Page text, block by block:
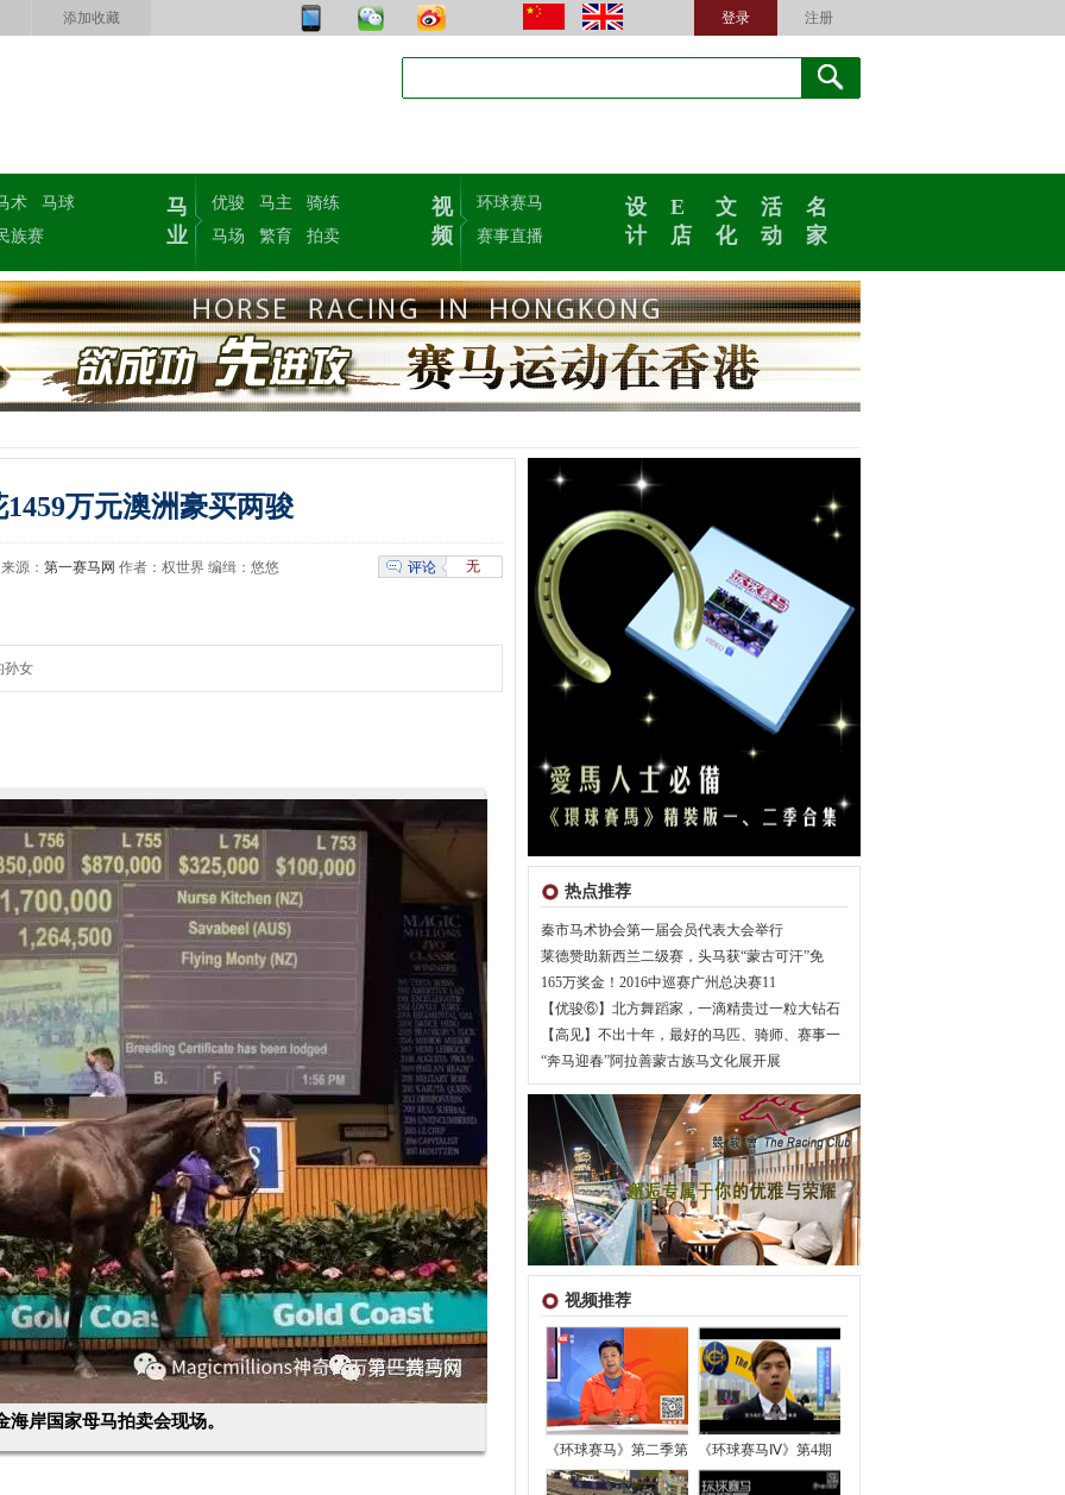
注册
登录
添加收藏
术
马球
族赛
马
业
优骏 马主
骑练
马场
繁育 拍卖
视
频
环球赛马
赛事直播
设
计
E
店
文
化
活
动
名
家
热点推荐
秦市马术协会第一届会员代表大会举行
莱德赞助新西兰二级赛，头马获“蒙古可汗”免
165万奖金！2016中巡赛广州总决赛11
【优骏⑥】北方舞蹈家，一滴精贵过一粒大钻石
【高见】不出十年，最好的马匹、骑师、赛事一
“奔马迎春”阿拉善蒙古族马文化展开展
视频推荐
《环球赛马》第二季第 《环球赛马Ⅳ》第4期
万元澳洲豪买两骏
评论 无
源： 第一赛马网 作者：权世界 编缉：悠悠
孙女
海岸国家母马拍卖会现场。